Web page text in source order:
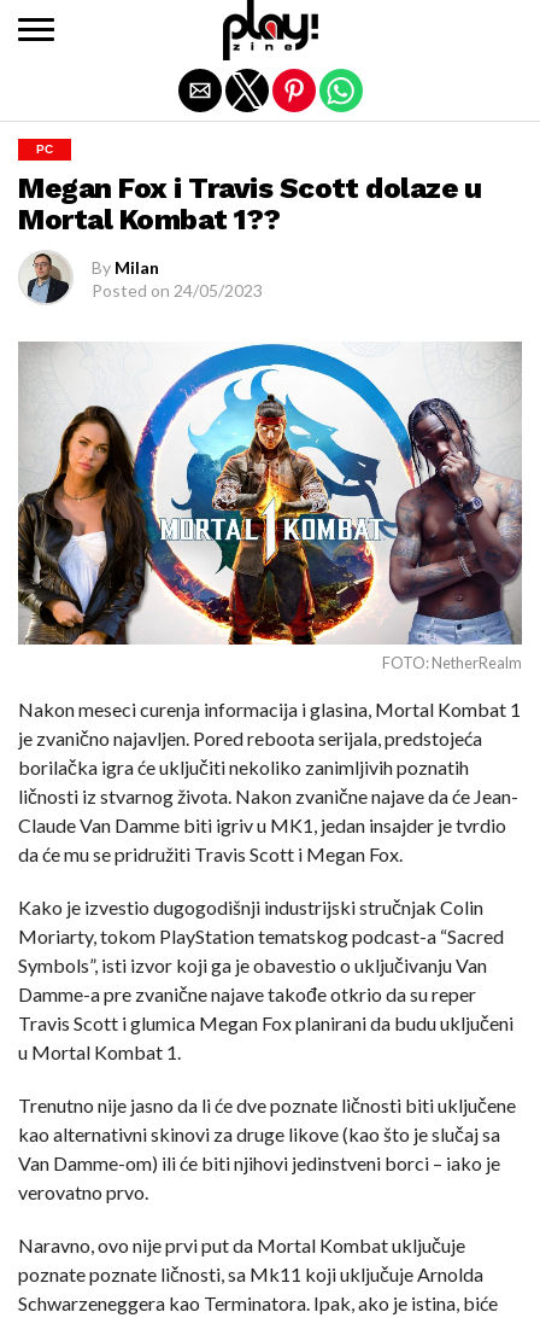
PC
Megan Fox i Travis Scott dolaze u
Mortal Kombat 1??
By Milan
Posted on 24/05/2023
FOTO: NetherRealm
Nakon meseci curenja informacija i glasina, Mortal Kombat 1
je zvanično najavljen. Pored reboota serijala, predstojeća
borilačka igra će uključiti nekoliko zanimljivih poznatih
ličnosti iz stvarnog života. Nakon zvanične najave da će Jean-
Claude Van Damme biti igriv u MK1, jedan insajder je tvrdio
da će mu se pridružiti Travis Scott i Megan Fox.
Kako je izvestio dugogodišnji industrijski stručnjak Colin
Moriarty, tokom PlayStation tematskog podcast-a “Sacred
Symbols”, isti izvor koji ga je obavestio o uključivanju Van
Damme-a pre zvanične najave takođe otkrio da su reper
Travis Scott i glumica Megan Fox planirani da budu uključeni
u Mortal Kombat 1.
Trenutno nije jasno da li će dve poznate ličnosti biti uključene
kao alternativni skinovi za druge likove (kao što je slučaj sa
Van Damme-om) ili će biti njihovi jedinstveni borci – iako je
verovatno prvo.
Naravno, ovo nije prvi put da Mortal Kombat uključuje
poznate poznate ličnosti, sa Mk11 koji uključuje Arnolda
Schwarzeneggera kao Terminatora. Ipak, ako je istina, biće
Exit mobile version